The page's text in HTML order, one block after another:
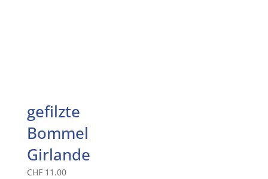
gefilzte
Bommel
Girlande
CHF11.00